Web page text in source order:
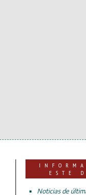
ESTE
Noticias de